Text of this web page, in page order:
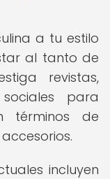
a tu estilo
al tanto de
revistas,
para
términos de
incluyen